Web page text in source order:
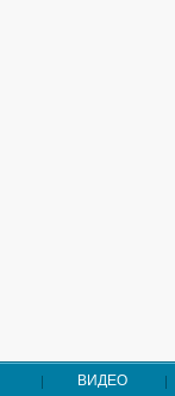
ВИДЕО